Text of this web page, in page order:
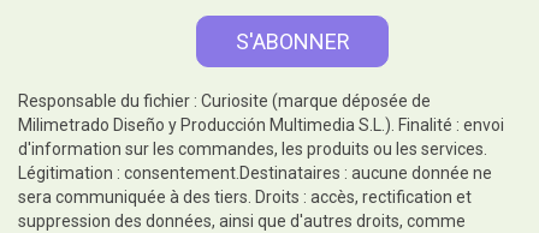
Responsable du fichier : Curiosite (marque déposée de
Milimetrado Diseño y Producción Multimedia S.L.). Finalité : envoi
d'information sur les commandes, les produits ou les services.
Légitimation : consentement.Destinataires : aucune donnée ne
sera communiquée à des tiers. Droits : accès, rectification et
suppression des données, ainsi que d'autres droits, comme